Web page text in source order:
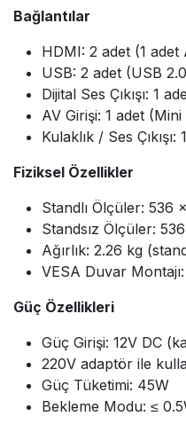
Bağlantılar
HDMI: 2 adet (1 adet
USB: 2 adet (USB
Dijital Ses Çıkışı: 1
AV Girişi: 1 adet
Kulaklık / Ses Çıkışı:
Fiziksel Özellikler
Standlı Ölçüler: 536
Standsız Ölçüler:
Ağırlık: 2.26 kg
VESA Duvar
Güç Özellikleri
Güç Girişi: 12V DC
220V adaptör ile
Güç Tüketimi: 45W
Bekleme Modu: ≤